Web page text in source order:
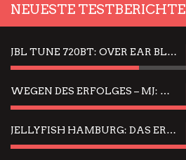
NEUESTE TESTBERICHTE
JBL TUNE 720BT: OVER EAR BLUETOOTH KOPFHÖRER UM DIE 50,-€ IM DAUER-TEST
WEGEN DES ERFOLGES – MJ: MICHAEL JACKSON MUSICAL IN EINER MATINEE SEHEN
JELLYFISH HAMBURG: DAS ERFOLGREICHE SOMMER-MENÜ 2025 IN GEFÜHLEN UND BILDERN